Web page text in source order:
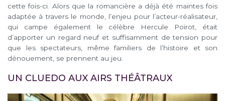
cette fois-ci. Alors que la romancière a déjà été maintes fois
adaptée à travers le monde, l’enjeu pour l’acteur-réalisateur,
qui campe également le célèbre Hercule Poirot, était
d’apporter un regard neuf et suffisamment de tension pour
que les spectateurs, même familiers de l’histoire et son
dénouement, se prennent au jeu.
UN CLUEDO AUX AIRS THÉÂTRAUX